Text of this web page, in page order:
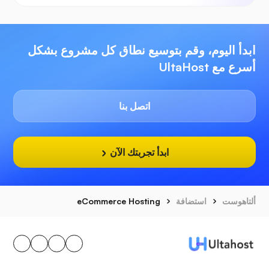
ابدأ اليوم، وقم بتوسيع نطاق كل مشروع بشكل
أسرع مع UltaHost
اتصل بنا
ابدأ تجربتك الآن
ألتاهوست استضافة eCommerce Hosting